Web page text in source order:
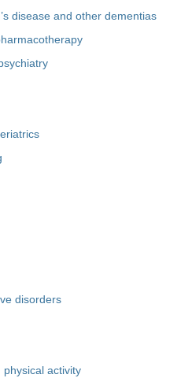
disease and other dementias
disorders
activity